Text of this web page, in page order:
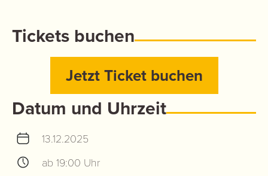
Tickets buchen
Jetzt Ticket buchen
Datum und Uhrzeit
13.12.2025
ab 19:00 Uhr